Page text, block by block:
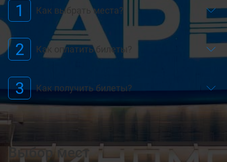
1 Как выбрать места?
2 Как оплатить билеты?
3 Как получить билеты?
Выбор мест